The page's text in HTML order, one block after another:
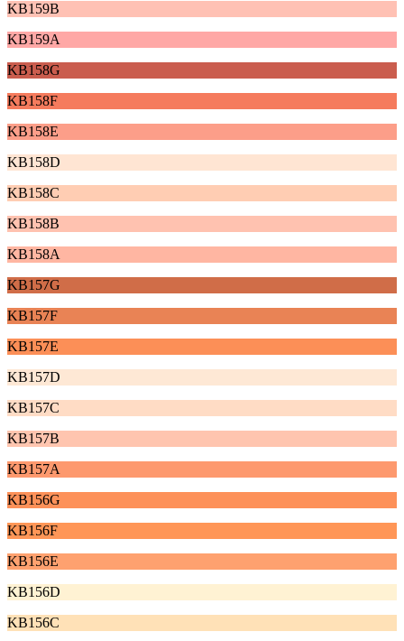
KB159B
KB159A
KB158G
KB158F
KB158E
KB158D
KB158C
KB158B
KB158A
KB157G
KB157F
KB157E
KB157D
KB157C
KB157B
KB157A
KB156G
KB156F
KB156E
KB156D
KB156C